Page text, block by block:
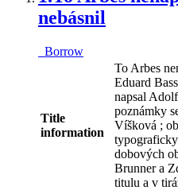
nebásnil
Borrow
Title
information
To Arbes
Eduard
napsal
poznámky
Víšková ;
dobových
Brunner a
titulu a v